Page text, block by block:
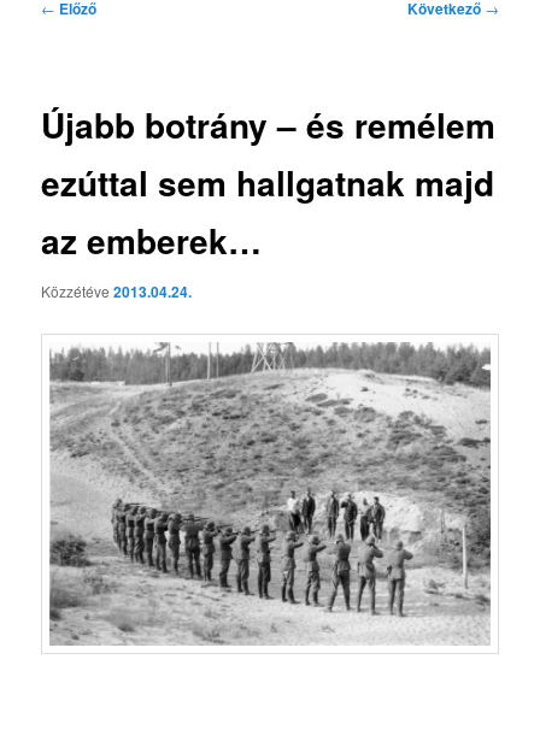
Bejegyzés
← Előző Következő →
Újabb botrány – és remélem
ezúttal sem hallgatnak majd
az emberek…
Közzétéve2013.04.24.